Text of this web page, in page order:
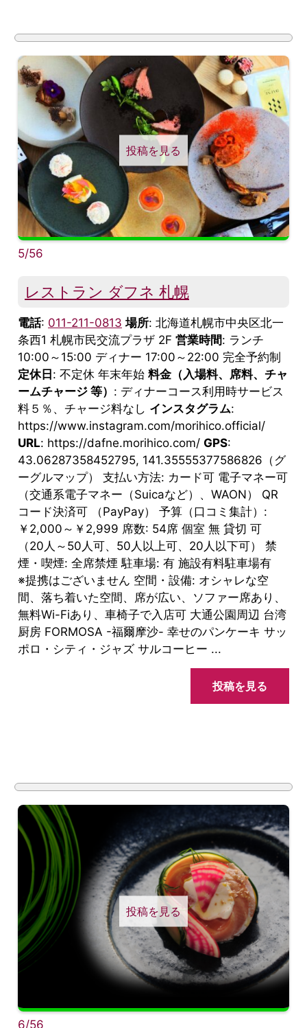
投稿を見る
5/56
レストラン ダフネ 札幌
電話: 011-211-0813 場所: 北海道札幌市中央区北一
条西1 札幌市民交流プラザ 2F 営業時間: ランチ
10:00～15:00 ディナー 17:00～22:00 完全予約制
定休日: 不定休 年末年始 料金（入場料、席料、チャ
ームチャージ 等） : ディナーコース利用時サービス
料５％、チャージ料なし インスタグラム:
https://www.instagram.com/morihico.official/
URL: https://dafne.morihico.com/ GPS:
43.06287358452795, 141.35555377586826（グ
ーグルマップ） 支払い方法: カード可 電子マネー可
（交通系電子マネー（Suicaなど）、WAON） QR
コード決済可 （PayPay） 予算（口コミ集計）:
￥2,000～￥2,999 席数: 54席 個室 無 貸切 可
（20人～50人可、50人以上可、20人以下可） 禁
煙・喫煙: 全席禁煙 駐車場: 有 施設有料駐車場有
※提携はございません 空間・設備: オシャレな空
間、落ち着いた空間、席が広い、ソファー席あり、
無料Wi-Fiあり、車椅子で入店可 大通公園周辺 台湾
厨房 FORMOSA -福爾摩沙- 幸せのパンケーキ サッ
ポロ・シティ・ジャズ サルコーヒー ...
投稿を見る
投稿を見る
6/56